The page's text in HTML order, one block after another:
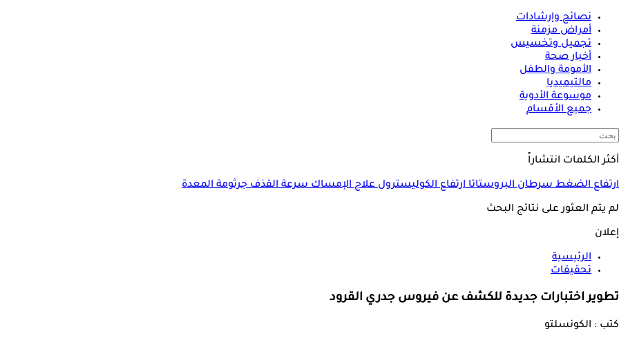
نصائح وإرشادات
أمراض مزمنة
تجميل وتخسيس
أخبار صحة
الأمومة والطفل
مالتيميديا
موسوعة الأدوية
جميع الأقسام
أكثر الكلمات انتشاراً
ارتفاع الضغطسرطان البروستاتاارتفاع الكوليسترولعلاج الإمساكسرعة القذفجرثومة المعدة
لم يتم العثور على نتائج البحث
إعلان
الرئيسية
تحقيقات
تطوير اختبارات جديدة للكشف عن فيروس جدري القرود
كتب : الكونسلتو